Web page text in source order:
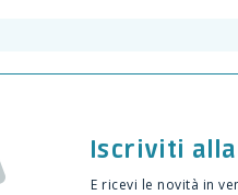
Iscriviti
E ricevi le novità in